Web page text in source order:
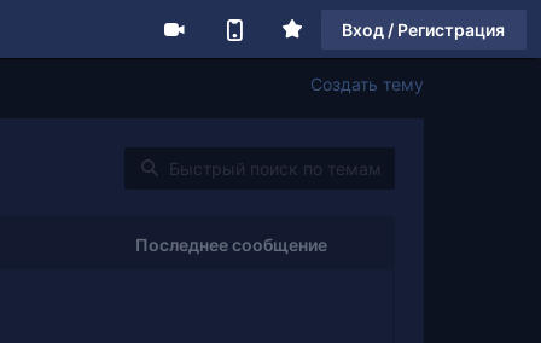
Вход / Регистрация
Создать тему
Последнее сообщение